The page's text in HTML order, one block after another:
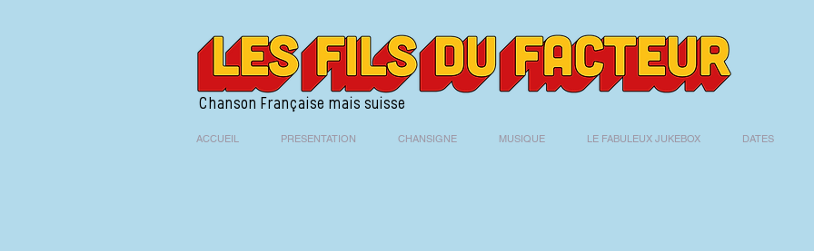
Chanson Française mais suisse
ACCUEIL PRESENTATION CHANSIGNE MUSIQUE LE FABULEUX JUKEBOX DATES